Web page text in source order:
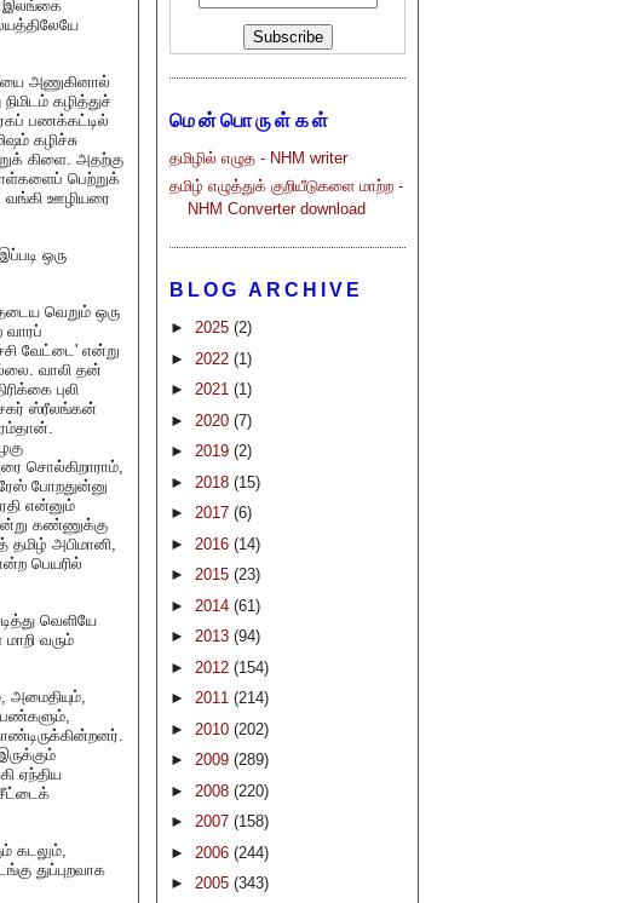
இலங்கை
அணுகினால்
கழித்துச்
பணக்கட்டில்
கழிச்சு
கிளை. அதற்கு
பெற்றுக்
வங்கி ஊழியரை
ஒரு
வெறும் ஒரு
வாரப்
வேட்டை' என்று
வாலி தன்
புலி
ஸ்ரீலங்கன்
சொல்கிறாராம்,
ரேஸ் போறதுன்னு
என்னும்
கண்ணுக்கு
அபிமானி,
பெயரில்
வெளியே
வரும்
அமைதியும்,
ஏந்திய
கடலும்,
துப்புறவாக
மென்பொருள்கள்
தமிழில் எழுத - NHM writer
தமிழ் எழுத்துக் குறியீடுகளை மாற்ற -
NHM Converter download
BLOG ARCHIVE
► 2025 (2)
► 2022 (1)
► 2021 (1)
► 2020 (7)
► 2019 (2)
► 2018 (15)
► 2017 (6)
► 2016 (14)
► 2015 (23)
► 2014 (61)
► 2013 (94)
► 2012 (154)
► 2011 (214)
► 2010 (202)
► 2009 (289)
► 2008 (220)
► 2007 (158)
► 2006 (244)
► 2005 (343)